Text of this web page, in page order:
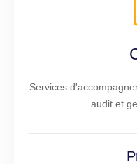
Services
audit et